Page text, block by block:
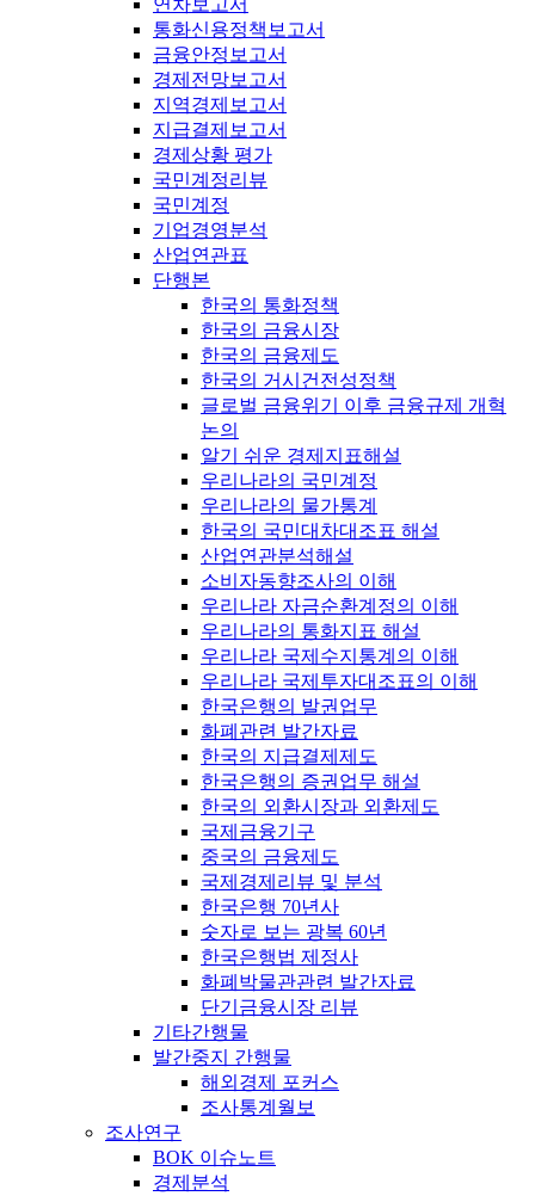
연차보고서
통화신용정책보고서
금융안정보고서
경제전망보고서
지역경제보고서
지급결제보고서
경제상황 평가
국민계정리뷰
국민계정
기업경영분석
산업연관표
단행본
한국의 통화정책
한국의 금융시장
한국의 금융제도
한국의 거시건전성정책
글로벌 금융위기 이후 금융규제 개혁
논의
알기 쉬운 경제지표해설
우리나라의 국민계정
우리나라의 물가통계
한국의 국민대차대조표 해설
산업연관분석해설
소비자동향조사의 이해
우리나라 자금순환계정의 이해
우리나라의 통화지표 해설
우리나라 국제수지통계의 이해
우리나라 국제투자대조표의 이해
한국은행의 발권업무
화폐관련 발간자료
한국의 지급결제제도
한국은행의 증권업무 해설
한국의 외환시장과 외환제도
국제금융기구
중국의 금융제도
국제경제리뷰 및 분석
한국은행 70년사
숫자로 보는 광복 60년
한국은행법 제정사
화폐박물관관련 발간자료
단기금융시장 리뷰
기타간행물
발간중지 간행물
해외경제 포커스
조사통계월보
조사연구
BOK 이슈노트
경제분석